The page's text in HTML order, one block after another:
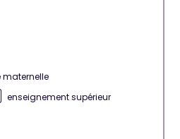
maternelle
enseignement supérieur